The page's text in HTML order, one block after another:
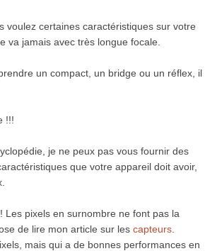
voulez certaines caractéristiques sur votre
va jamais avec très longue focale.
un compact, un bridge ou un réflex, il
!!!
je ne peux pas vous fournir des
que votre appareil doit avoir,
Les pixels en surnombre ne font pas la
de lire mon article sur les capteurs
mais qui a de bonnes performances en